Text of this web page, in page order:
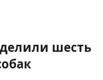
шесть